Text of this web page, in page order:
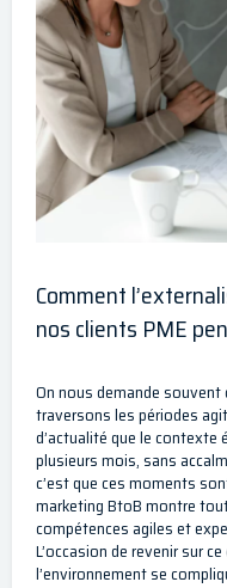
Comment
nos clients PME
On nous demande
traversons les périodes
d’actualité que le contexte
plusieurs mois, sans
c’est que ces moments
marketing BtoB montre
compétences agiles et
L’occasion de revenir sur
l’environnement se